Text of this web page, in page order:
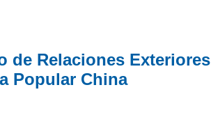
de Relaciones Exteriores
Popular China